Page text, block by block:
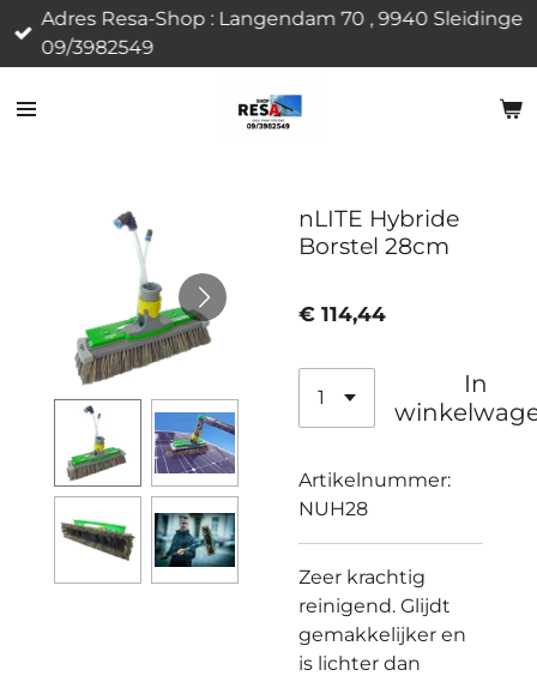
Ga
direct
de
Adres Resa-Shop : Langendam 70 , 9940 Sleidinge
09/3982549
nLITE Hybride
Borstel 28cm
€ 114,44
In
Artikelnummer:
NUH28
Zeer krachtig
reinigend. Glijdt
gemakkelijker en
is lichter dan